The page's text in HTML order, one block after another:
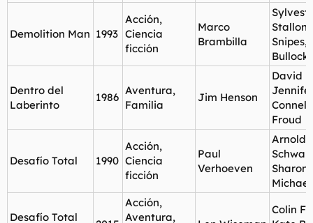
Demolition Man 1993
Acción,
Ciencia
ficción
Marco
Brambilla
Snipes,
Bullock
Dentro del
Laberinto
1986
Aventura,
Familia
Jim Henson
David
Froud
Desafío Total 1990
Acción,
Ciencia
ficción
Paul
Verhoeven
Arnold
Sharon
Desafío Total
Acción,
Aventura,
Colin